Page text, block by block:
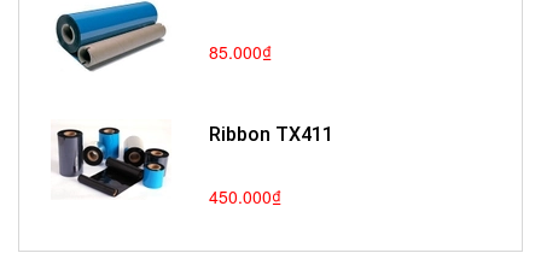
85.000₫
Ribbon TX411
450.000₫